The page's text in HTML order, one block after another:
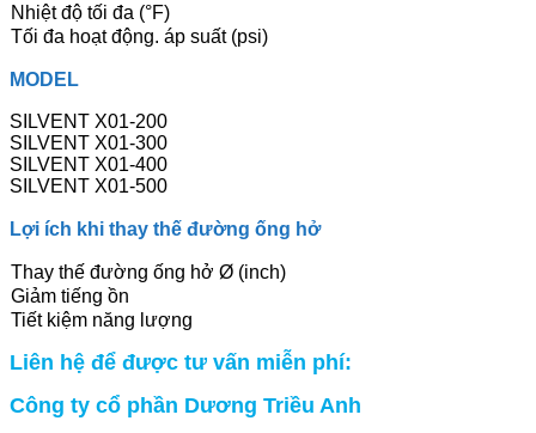
Nhiệt độ tối đa (°F)
Tối đa hoạt động. áp suất (psi)
MODEL
SILVENT X01-200
SILVENT X01-300
SILVENT X01-400
SILVENT X01-500
Lợi ích khi thay thế đường ống hở
Thay thế đường ống hở Ø (inch)
Giảm tiếng ồn
Tiết kiệm năng lượng
Liên hệ để được tư vấn miễn phí:
Công ty cổ phần Dương Triều Anh